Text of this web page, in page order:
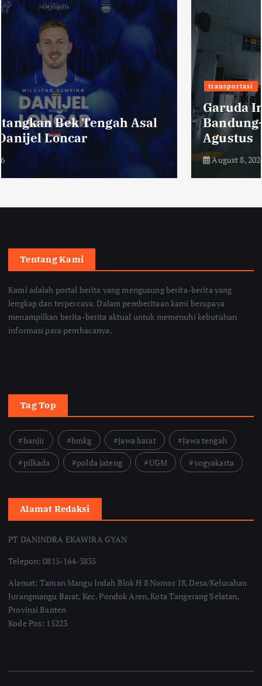
transportasi
Garuda Indonesia Buka Rute
Bandung-Denpasar Mulai 14
Agustus
August 8, 2026
Tentang Kami
Kami adalah portal berita yang mengusung berita-berita yang
lengkap dan terpercaya. Dalam pemberitaan kami berupaya
menampilkan berita-berita aktual untuk memenuhi kebutuhan
informasi para pembacanya.
Tag Top
banjir bmkg jawa barat
Jawa tengah
pilkada
polda jateng UGM yogyakarta
Alamat Redaksi
PT DANINDRA EKAWIRA GYAN
Telepon: 0815-164-3835
Alamat: Taman Mangu Indah Blok H 8 Nomor 18, Desa/Kelurahan
Jurangmangu Barat, Kec. Pondok Aren, Kota Tangerang Selatan,
Provinsi Banten
Kode Pos: 15223